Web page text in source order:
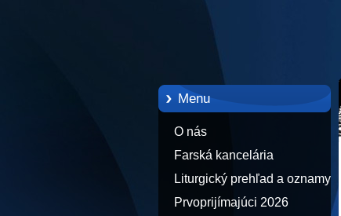
Menu
O nás
Farská kancelária
Liturgický prehľad a oznamy
Prvoprijímajúci 2026